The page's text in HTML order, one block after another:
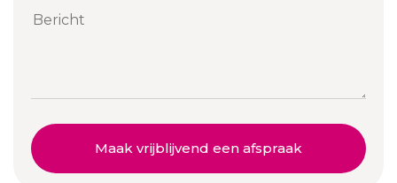
Maak vrijblijvend een afspraak